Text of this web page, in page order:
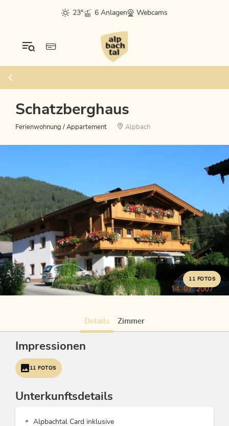
23° 6 Anlagen Webcams
Schatzberghaus
Ferienwohnung / Appartement Alpbach
11 FOTOS
Details Zimmer
Impressionen
11 FOTOS
Unterkunftsdetails
Alpbachtal Card inklusive